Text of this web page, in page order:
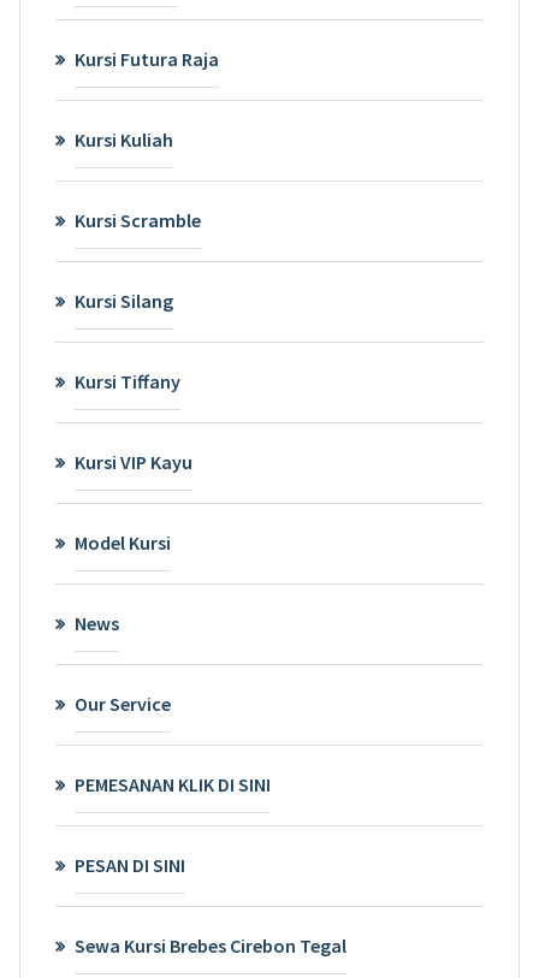
Kursi Futura Raja
Kursi Kuliah
Kursi Scramble
Kursi Silang
Kursi Tiffany
Kursi VIP Kayu
Model Kursi
News
Our Service
PEMESANAN KLIK DI SINI
PESAN DI SINI
Sewa Kursi Brebes Cirebon Tegal